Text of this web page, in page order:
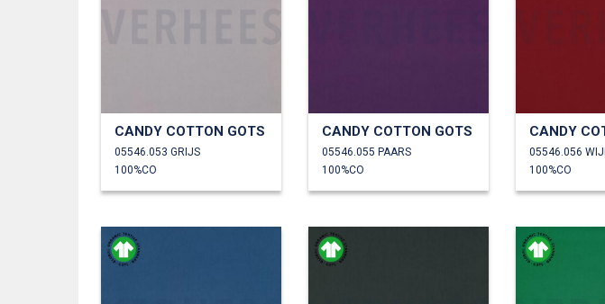
CANDY COTTON GOTS
05546.053 GRIJS
100%CO
CANDY COTTON GOTS
05546.055 PAARS
100%CO
CANDY
05546.056
100%CO